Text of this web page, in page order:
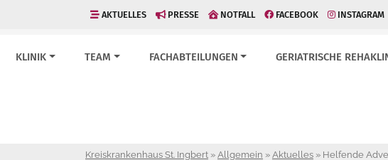
AKTUELLES PRESSE NOTFALL FACEBOOK INSTAGRAM
KLINIK TEAM FACHABTEILUNGEN GERIATRISCHE
Kreiskrankenhaus St. Ingbert » Allgemein » Aktuelles » Helfende